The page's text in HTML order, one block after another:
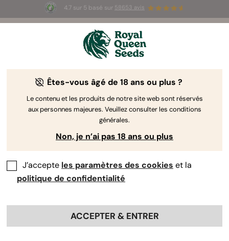
4.7 sur 5 basé sur 58653 avis
☀️ Summer Sales : jusqu'à -50 % sur
certains produits ! ⏤
Êtes-vous âgé de 18 ans ou plus ?
Le contenu et les produits de notre site web sont réservés
aux personnes majeures. Veuillez consulter les conditions
générales.
Non, je n’ai pas 18 ans ou plus
J’accepte les paramètres des cookies et la
politique de confidentialité
ACCEPTER & ENTRER